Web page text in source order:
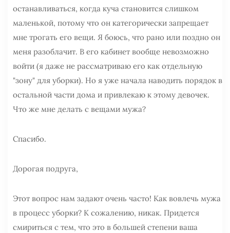
останавливаться, когда куча становится слишком
маленькой, потому что он категорически запрещает
мне трогать его вещи. Я боюсь, что рано или поздно он
меня разоблачит. В его кабинет вообще невозможно
войти (я даже не рассматриваю его как отдельную
"зону" для уборки). Но я уже началa наводить порядок в
остальной части дома и привлекаю к этому девочек.
Что же мне делать с вещами мужа?
Спасибо.
Дорогая подруга,
Этот вопрос нам задают очень часто! Как вовлечь мужа
в процесс уборки? К сожалению, никак. Придется
смириться с тем, что это в большей степени ваша